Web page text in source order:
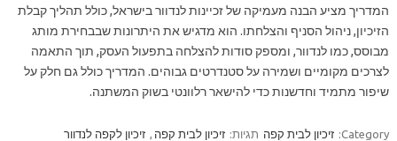
המדריך מציע הבנה מעמיקה של זכיינות לנדוור בישראל, כולל תהליך קבלת
הזיכיון, ניהול הסניף והצלחתו. הוא מדגיש את היתרונות שבבחירת מותג
מבוסס, כמו לנדוור, ומספק סודות להצלחה בתפעול העסק, תוך התאמה
לצרכים מקומיים ושמירה על סטנדרטים גבוהים. המדריך כולל גם חלק על
שיפור מתמיד וחדשנות כדי להישאר רלוונטי בשוק המשתנה.
Category: זיכיון לבית קפה תגיות: זיכיון לבית קפה , זיכיון לקפה לנדוור